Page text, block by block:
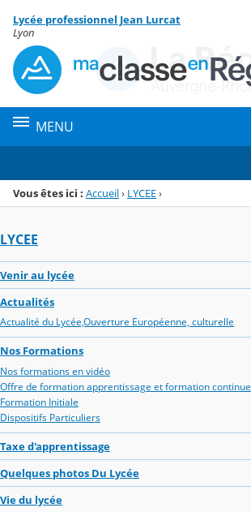
Menu de la rubrique
Contenu
Lycée professionnel Jean Lurcat
Lyon
MENU
Vous êtes ici : Accueil› LYCEE›
LYCEE
Venir au lycée
Actualités
Actualité du Lycée,Ouverture Européenne, culturelle
Nos Formations
Nos formations en vidéo
Offre de formation apprentissage et formation continue
Formation Initiale
Dispositifs Particuliers
Taxe d'apprentissage
Quelques photos Du Lycée
Vie du lycée